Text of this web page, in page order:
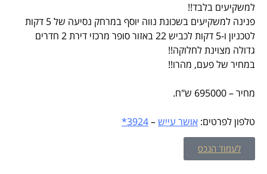
למשקיעים בלבד!!
פנינה למשקיעים בשכונת נווה יוסף במרחק נסיעה של 5 דקות
לטכניון ו-5 דקות לכביש 22 באזור סופר מרכזי דירת 2 חדרים
גדולה מצוינת לחלוקה!!
במחיר של פעם, מהרו!!
מחיר – 695000 ש"ח.
טלפון לפרטים: אושר עייש–
3924*
לעמוד הנכס